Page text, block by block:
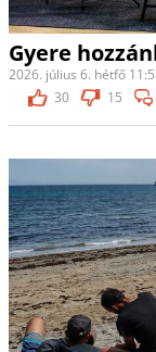
Gyere
2026. július 6. hétfő
30
15